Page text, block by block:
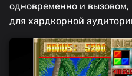
одновременно и
для хардкорной